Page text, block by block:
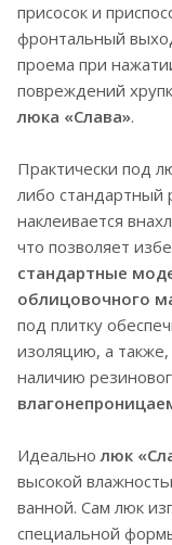
присосок и
фронтальный
проема при
повреждений
люка «Слава».
Практически под
либо стандартный
наклеивается
что позволяет
стандартные
облицовочного
под плитку
изоляцию, а также,
наличию
Идеальнолюк
высокой
ванной. Сам люк
специальной